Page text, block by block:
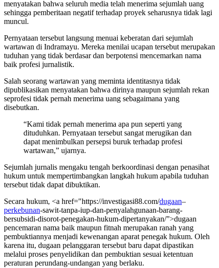
menyatakan bahwa seluruh media telah menerima sejumlah uang
sehingga pemberitaan negatif terhadap proyek seharusnya tidak lagi
muncul.
Pernyataan tersebut langsung menuai keberatan dari sejumlah
wartawan di Indramayu. Mereka menilai ucapan tersebut merupakan
tuduhan yang tidak berdasar dan berpotensi mencemarkan nama
baik profesi jurnalistik.
Salah seorang wartawan yang meminta identitasnya tidak
dipublikasikan menyatakan bahwa dirinya maupun sejumlah rekan
seprofesi tidak pernah menerima uang sebagaimana yang
disebutkan.
“Kami tidak pernah menerima apa pun seperti yang
dituduhkan. Pernyataan tersebut sangat merugikan dan
dapat menimbulkan persepsi buruk terhadap profesi
wartawan,” ujarnya.
Sejumlah jurnalis mengaku tengah berkoordinasi dengan penasihat
hukum untuk mempertimbangkan langkah hukum apabila tuduhan
tersebut tidak dapat dibuktikan.
Secara hukum, <a href="https://investigasi88.com/dugaan–
perkebunan-sawit-tanpa-iup-dan-penyalahgunaan-barang-
bersubsidi-disorot-penegakan-hukum-dipertanyakan/”>dugaan
pencemaran nama baik maupun fitnah merupakan ranah yang
pembuktiannya menjadi kewenangan aparat penegak hukum. Oleh
karena itu, dugaan pelanggaran tersebut baru dapat dipastikan
melalui proses penyelidikan dan pembuktian sesuai ketentuan
peraturan perundang-undangan yang berlaku.